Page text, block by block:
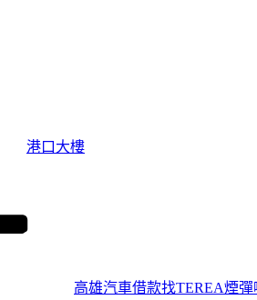
港口大樓
高雄汽車借款找TEREA煙